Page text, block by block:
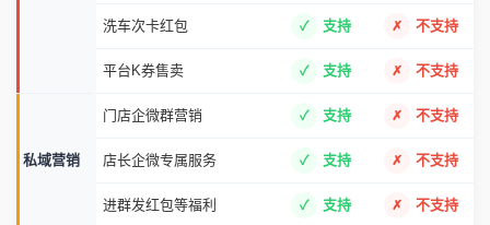
洗车次卡红包 支持 不支持
平台K券售卖 支持 不支持
私域营销
门店企微群营销 支持 不支持
店长企微专属服务 支持 不支持
进群发红包等福利 支持 不支持